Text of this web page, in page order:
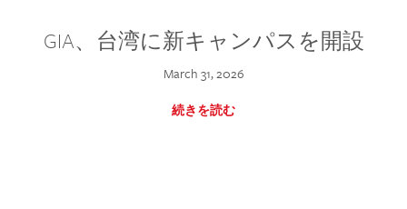
GIA、台湾に新キャンパスを開設
March 31, 2026
続きを読む